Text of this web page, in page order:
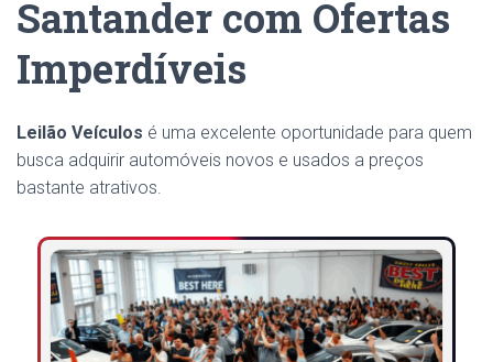
T
Santander com Ofertas
Imperdíveis
Leilão Veículos é uma excelente oportunidade para quem
busca adquirir automóveis novos e usados a preços
bastante atrativos.